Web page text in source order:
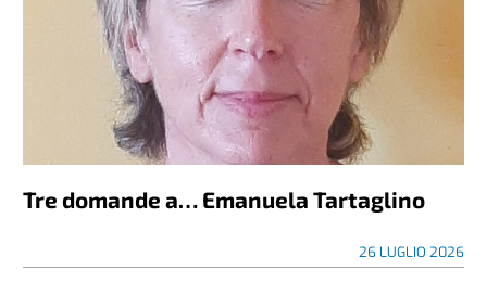
Tre domande a… Emanuela Tartaglino
26 LUGLIO 2026